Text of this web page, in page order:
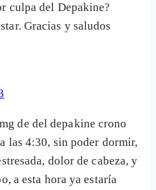
culpa del Depakine?
Gracias y saludos
de del depakine crono
las 4:30, sin poder dormir,
dolor de cabeza, y
a esta hora ya estaría